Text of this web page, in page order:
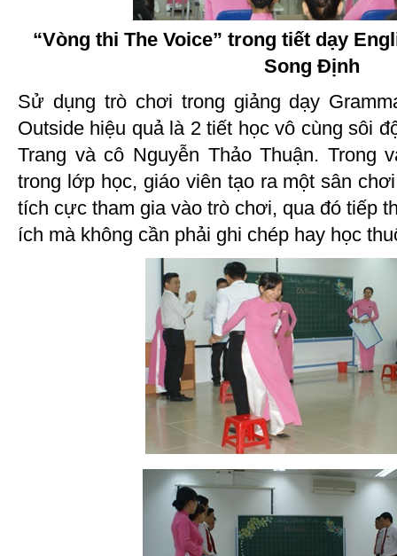
“Vòng thi The Voice” trong tiết dạy
Song Định
Sử dụng trò chơi trong giảng dạy
Outside hiệu quả là 2 tiết học vô cùng sôi
Trang và cô Nguyễn Thảo Thuận. Trong
trong lớp học, giáo viên tạo ra một sân
tích cực tham gia vào trò chơi, qua đó tiếp
ích mà không cần phải ghi chép hay học